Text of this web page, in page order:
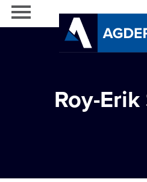
Roy-